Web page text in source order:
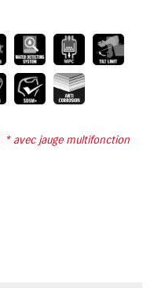
* avec jauge multifonction